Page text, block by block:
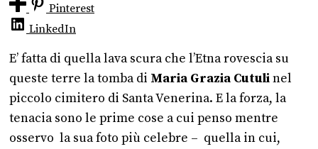
Pinterest
LinkedIn
E’ fatta di quella lava scura che l’Etna rovescia su
queste terre la tomba di Maria Grazia Cutulinel
piccolo cimitero di Santa Venerina. E la forza, la
tenacia sono le prime cose a cui penso mentre
osservo la sua foto più celebre – quella in cui,